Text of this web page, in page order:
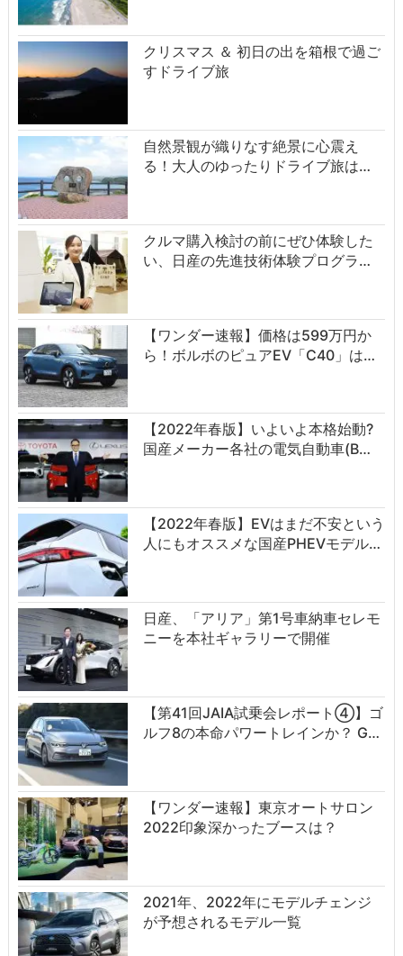
クリスマス ＆ 初日の出を箱根で過ご
すドライブ旅
自然景観が織りなす絶景に心震え
る！大人のゆったりドライブ旅は…
クルマ購入検討の前にぜひ体験した
い、日産の先進技術体験プログラ…
【ワンダー速報】価格は599万円か
ら！ボルボのピュアEV「C40」は…
【2022年春版】いよいよ本格始動?
国産メーカー各社の電気自動車(B…
【2022年春版】EVはまだ不安という
人にもオススメな国産PHEVモデル…
日産、「アリア」第1号車納車セレモ
ニーを本社ギャラリーで開催
【第41回JAIA試乗会レポート④】ゴ
ルフ8の本命パワートレインか？ G…
【ワンダー速報】東京オートサロン
2022印象深かったブースは？
2021年、2022年にモデルチェンジ
が予想されるモデル一覧